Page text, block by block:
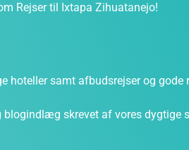
Rejser til Ixtapa Zihuatanejo!
hoteller samt afbudsrejser og gode
skrevet af vores dygtige